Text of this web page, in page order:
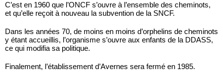
C’est en 1960 que l’ONCF s’ouvre à l’ensemble des cheminots,
et qu’elle reçoit à nouveau la subvention de la SNCF.
Dans les années 70, de moins en moins d’orphelins de cheminots
y étant accueillis, l’organisme s’ouvre aux enfants de la DDASS,
ce qui modifia sa politique.
Finalement, l’établissement d’Avernes sera fermé en 1985.